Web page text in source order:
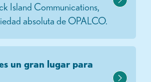
Island Communications,
absoluta de OPALCO.
un gran lugar para